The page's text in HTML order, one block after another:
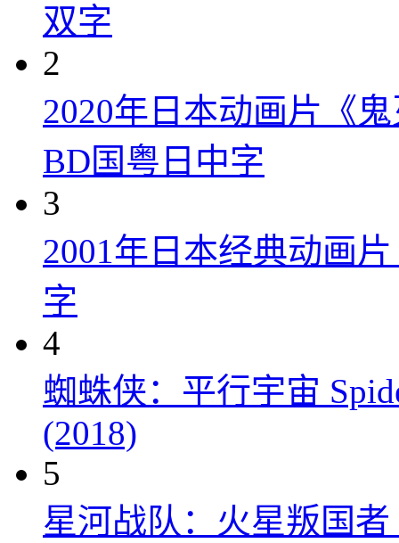
双字
2
2020年日本动画片《
BD国粤日中字
3
2001年日本经典动画
字
4
蜘蛛侠：平行宇宙
(2018)
5
星河战队：火星叛国者